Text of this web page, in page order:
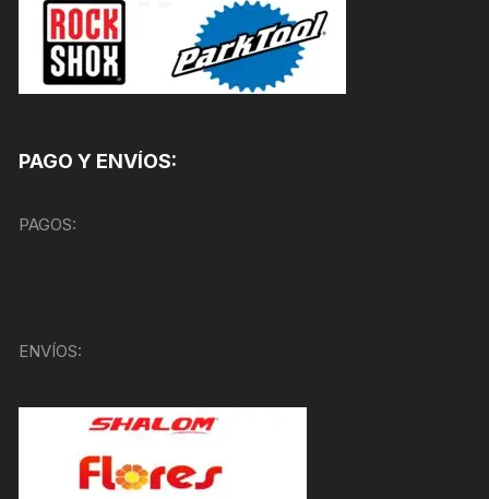
PAGO Y ENVÍOS:
PAGOS:
ENVÍOS: